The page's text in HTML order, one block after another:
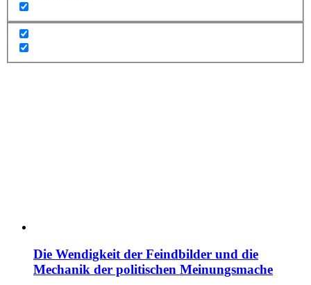
Die Wendigkeit der Feindbilder und die
Mechanik der politischen Meinungsmache